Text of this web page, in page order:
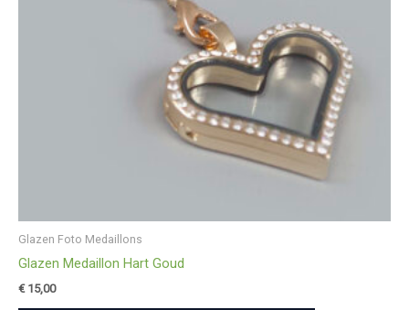
Glazen Foto Medaillons
Glazen Medaillon Hart Goud
€15,00